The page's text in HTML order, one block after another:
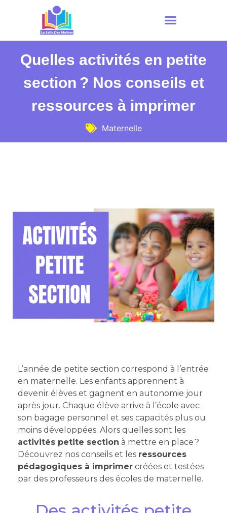
Quelles activités en petite
section ? Nos conseils et
ressources à imprimer
Maternelle
L’année de petite section correspond à l’entrée
en maternelle. Les enfants apprennent à
devenir élèves et gagnent en autonomie jour
après jour. Chaque élève arrive à l’école avec
son bagage personnel et ses capacités plus ou
moins développées. Alors quelles sont les
activités petite section à mettre en place ?
Découvrez nos conseils et les ressources
pédagogiques à imprimer créées et testées
par des professeurs des écoles de maternelle.